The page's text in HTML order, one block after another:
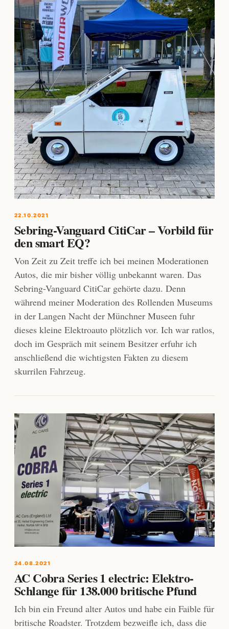
22.10.2021
Sebring-Vanguard CitiCar – Vorbild für
den smart EQ?
Von Zeit zu Zeit treffe ich bei meinen Moderationen
Autos, die mir bisher völlig unbekannt waren. Das
Sebring-Vanguard CitiCar gehörte dazu. Denn
während meiner Moderation des Rollenden Museums
in der Langen Nacht der Münchner Museen fuhr
dieses kleine Elektroauto plötzlich vor. Ich war ratlos,
doch im Gespräch mit seinem Besitzer erfuhr ich
anschließend die wichtigsten Fakten zu diesem
skurrilen Fahrzeug.
24.08.2021
AC Cobra Series 1 electric: Elektro-
Schlange für 138.000 britische Pfund
Ich bin ein Freund alter Autos und habe ein Faible für
britische Roadster. Trotzdem bezweifle ich, dass die